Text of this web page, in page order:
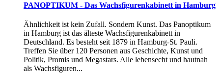
PANOPTIKUM - Das Wachsfigurenkabinett in Hamburg
Ähnlichkeit ist kein Zufall. Sondern Kunst. Das Panoptikum
in Hamburg ist das älteste Wachsfigurenkabinett in
Deutschland. Es besteht seit 1879 in Hamburg-St. Pauli.
Treffen Sie über 120 Personen aus Geschichte, Kunst und
Politik, Promis und Megastars. Alle lebensecht und hautnah
als Wachsfiguren...